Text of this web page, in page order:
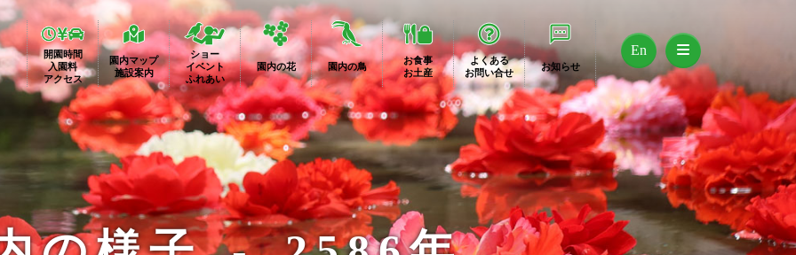
開園時間
入園料
アクセス
園内マップ
施設案内
ショー
イベント
ふれあい
園内の花 園内の鳥
お食事
お土産
よくある
お問い合せ
お知らせ
En